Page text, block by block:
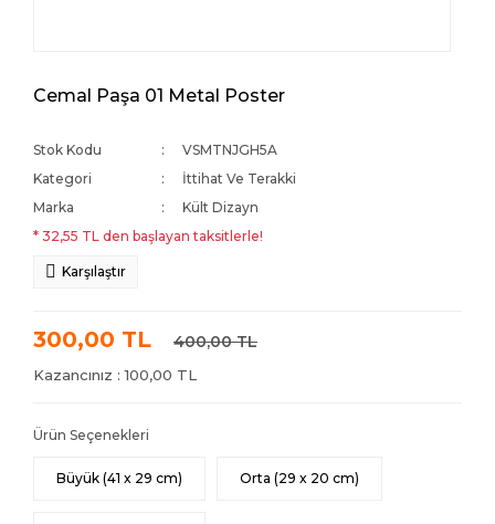
Cemal Paşa 01 Metal Poster
Stok Kodu
VSMTNJGH5A
Kategori
İttihat Ve Terakki
Marka
Kült Dizayn
* 32,55 TL den başlayan taksitlerle!
Karşılaştır
300,00 TL 400,00 TL
Kazancınız : 100,00 TL
Ürün Seçenekleri
Büyük (41 x 29 cm) Orta (29 x 20 cm)